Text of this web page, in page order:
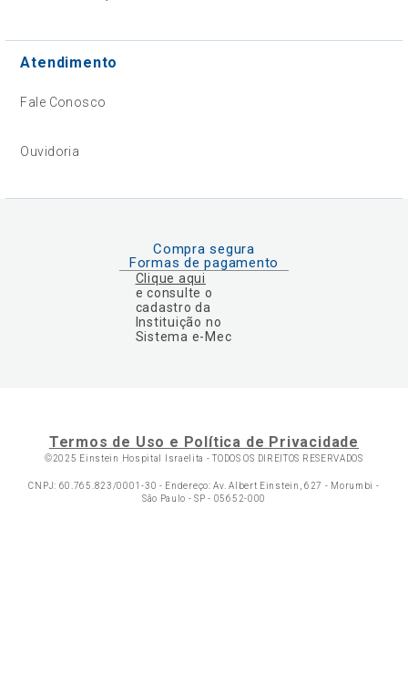
Atendimento
Fale Conosco
Ouvidoria
Compra segura
Formas de pagamento
Clique aqui
e consulte o
cadastro da
Instituição no
Sistema e-Mec
Termos de Uso e Política de Privacidade
©2025 Einstein Hospital Israelita -TODOS OS DIREITOS RESERVADOS
CNPJ: 60.765.823/0001-30 - Endereço: Av. Albert Einstein, 627 - Morumbi -
São Paulo - SP - 05652-000